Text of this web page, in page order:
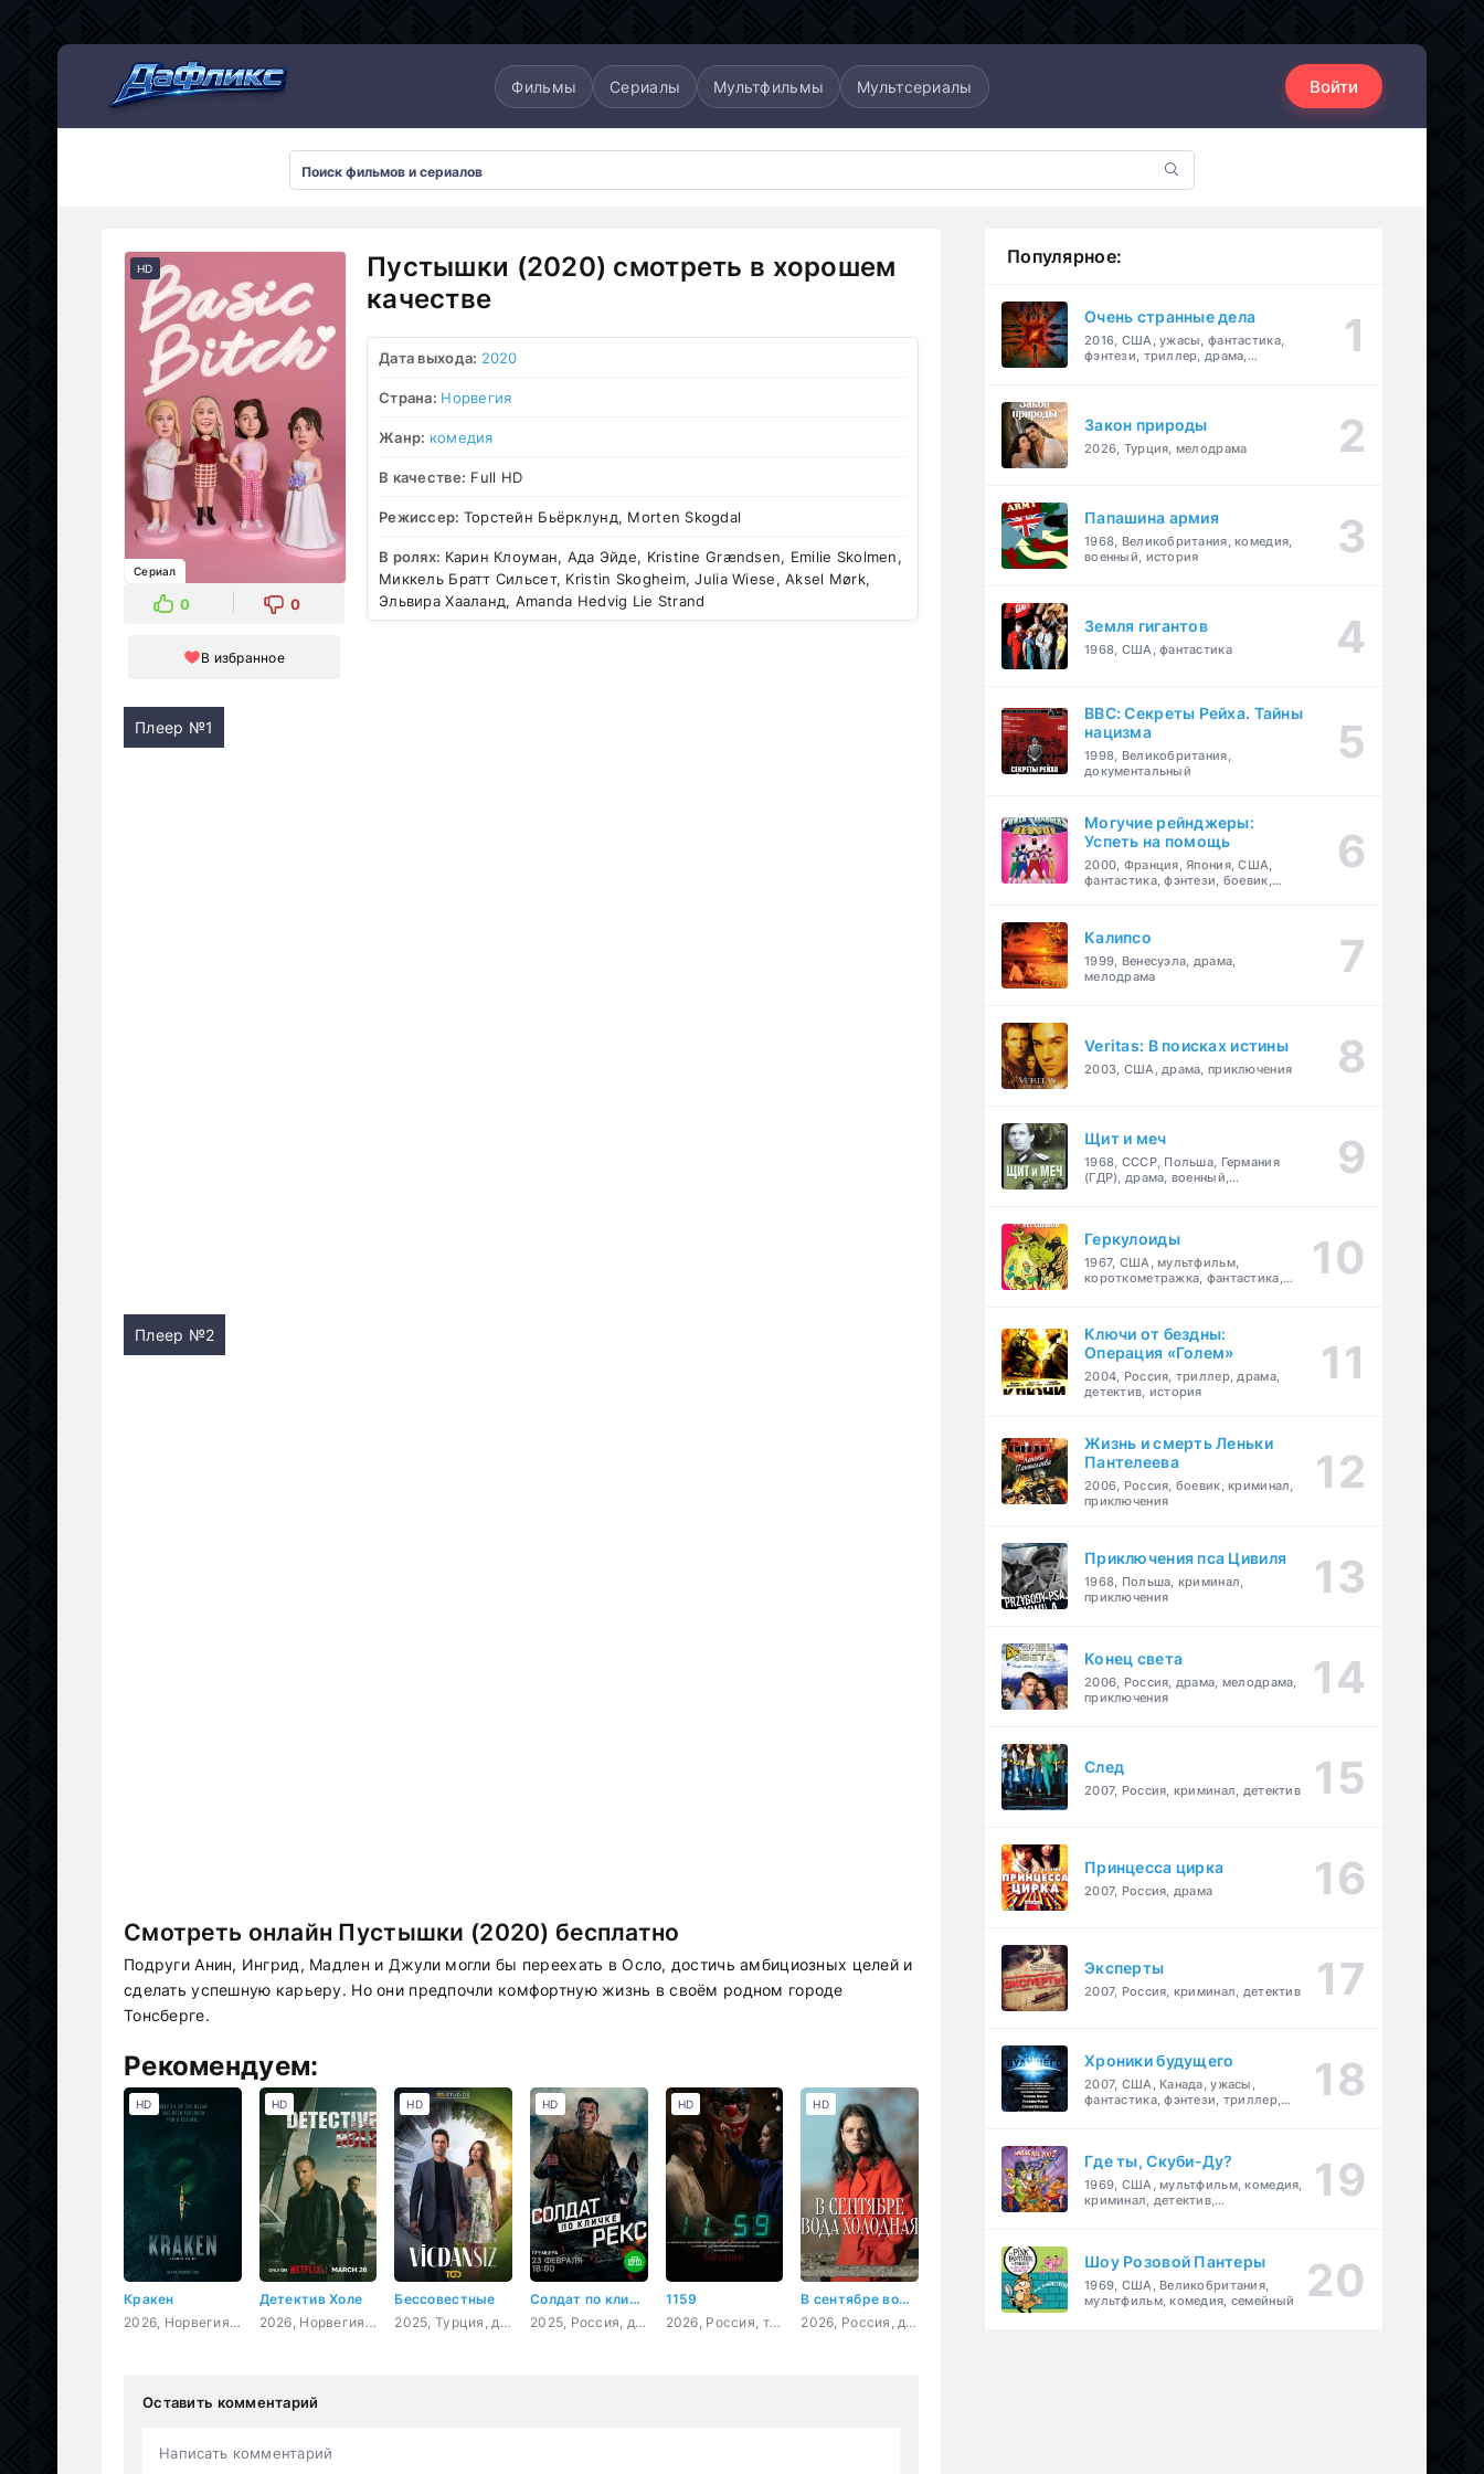
Фильмы Сериалы Мультфильмы Мультсериалы Войти
HD
Сериал
0 0
В избранное
Пустышки (2020) смотреть в хорошем
качестве
Дата выхода: 2020
Страна: Норвегия
Жанр: комедия
В качестве: Full HD
Режиссер: Торстейн Бьёрклунд, Morten Skogdal
В ролях: Карин Клоуман, Ада Эйде, Kristine Grændsen, Emilie Skolmen,
Миккель Братт Сильсет, Kristin Skogheim, Julia Wiese, Aksel Mørk,
Эльвира Хааланд, Amanda Hedvig Lie Strand
Плеер №1
Плеер №2
Смотреть онлайн Пустышки (2020) бесплатно
Подруги Анин, Ингрид, Мадлен и Джули могли бы переехать в Осло, достичь амбициозных целей и
сделать успешную карьеру. Но они предпочли комфортную жизнь в своём родном городе
Тонсберге.
Рекомендуем:
Кракен
2026, Норвегия, боевик, фантастика
HD
Детектив Холе
2026, Норвегия, США, детектив, криминал, триллер
HD
Бессовестные
2025, Турция, драма
HD
Солдат по кличке Рекс
2025, Россия, драма, военный
HD
1159
2026, Россия, триллер, детектив, криминал
HD
В сентябре вода холодная
2026, Россия, детектив, криминал
HD
Оставить комментарий
Написать комментарий
Популярное:
Очень странные дела
2016, США, ужасы, фантастика,
фэнтези, триллер, драма,
Закон природы
2026, Турция, мелодрама
Папашина армия
1968, Великобритания, комедия,
военный, история
Земля гигантов
1968, США, фантастика
BBC: Секреты Рейха. Тайны
нацизма
1998, Великобритания,
документальный
Могучие рейнджеры:
Успеть на помощь
2000, Франция, Япония, США,
фантастика, фэнтези, боевик,
Калипсо
1999, Венесуэла, драма,
мелодрама
Veritas: В поисках истины
2003, США, драма, приключения
Щит и меч
1968, СССР, Польша, Германия
(ГДР), драма, военный,
Геркулоиды
1967, США, мультфильм,
короткометражка, фантастика,
Ключи от бездны:
Операция «Голем»
2004, Россия, триллер, драма,
детектив, история
Жизнь и смерть Леньки
Пантелеева
2006, Россия, боевик, криминал,
приключения
Приключения пса Цивиля
1968, Польша, криминал,
приключения
Конец света
2006, Россия, драма, мелодрама,
приключения
След
2007, Россия, криминал, детектив
Принцесса цирка
2007, Россия, драма
Эксперты
2007, Россия, криминал, детектив
Хроники будущего
2007, США, Канада, ужасы,
фантастика, фэнтези, триллер,
Где ты, Скуби-Ду?
1969, США, мультфильм, комедия,
криминал, детектив,
Шоу Розовой Пантеры
1969, США, Великобритания,
мультфильм, комедия, семейный
Мультсериалы